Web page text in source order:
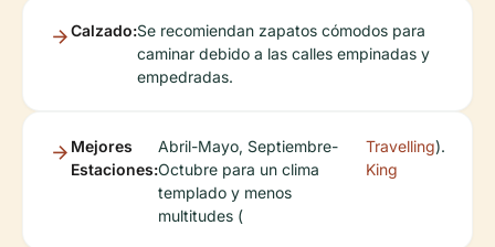
Calzado:Se recomiendan zapatos cómodos para
caminar debido a las calles empinadas y
empedradas.
Mejores
Estaciones:
Abril-Mayo, Septiembre-
Octubre para un clima
templado y menos
multitudes (
Travelling
King
).